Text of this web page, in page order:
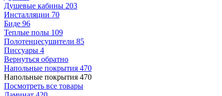
Душевые кабины 203
Инсталляции 70
Биде 96
Теплые полы 109
Полотенцесушители 85
Писсуары 4
Вернуться обратно
Напольные покрытия 470
Напольные покрытия 470
Посмотреть все товары